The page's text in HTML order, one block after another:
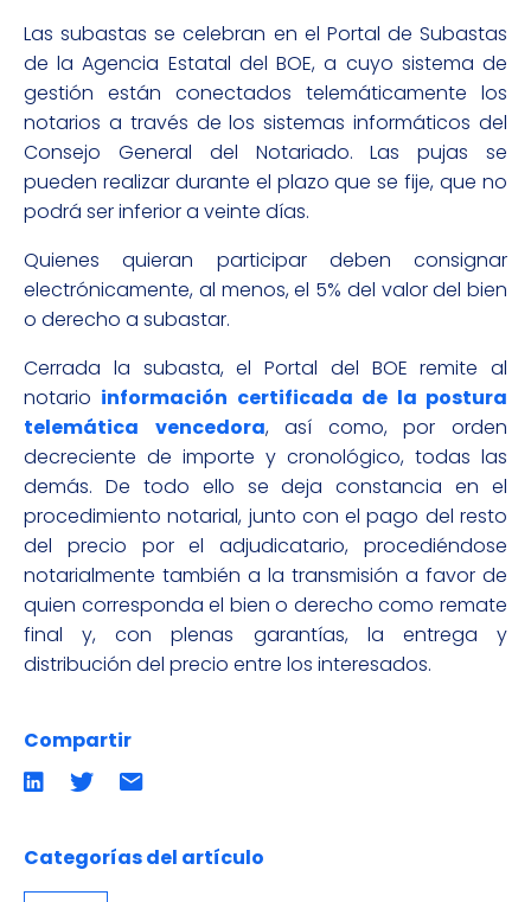
Las subastas se celebran en el Portal de Subastas
de la Agencia Estatal del BOE, a cuyo sistema de
gestión están conectados telemáticamente los
notarios a través de los sistemas informáticos del
Consejo General del Notariado. Las pujas se
pueden realizar durante el plazo que se fije, que no
podrá ser inferior a veinte días.
Quienes quieran participar deben consignar
electrónicamente, al menos, el 5% del valor del bien
o derecho a subastar.
Cerrada la subasta, el Portal del BOE remite al
notario información certificada de la postura
telemática
vencedora, así como, por orden
decreciente de importe y cronológico, todas las
demás. De todo ello se deja constancia en el
procedimiento notarial, junto con el pago del resto
del precio por el adjudicatario, procediéndose
notarialmente también a la transmisión a favor de
quien corresponda el bien o derecho como remate
final y, con plenas garantías, la entrega y
distribución del precio entre los interesados.
Compartir
Compartir
en
Compartir
en
Compartir
por
email
Categorías del artículo